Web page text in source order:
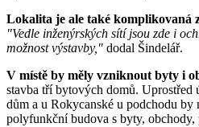
Lokalita je ale také komplikovaná
"Vedle inženýrských sítí jsou zde i
možnost výstavby," dodal Šindelář.
V místě by měly vzniknout byty i
stavba tří bytových domů. Uprostřed
dům a u Rokycanské u podchodu by
polyfunkční budova s byty, obchody,